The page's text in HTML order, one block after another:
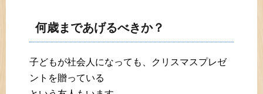
何歳まであげるべきか？
子どもが社会人になっても、クリスマスプレゼ
ントを贈っている